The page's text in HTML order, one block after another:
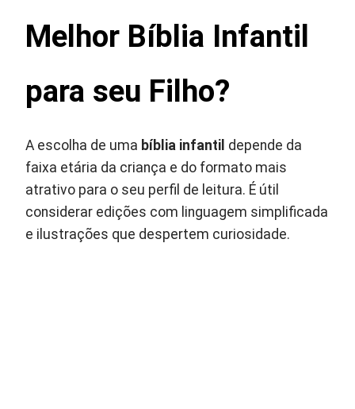
Melhor Bíblia Infantil
para seu Filho?
A escolha de uma bíblia infantil depende da
faixa etária da criança e do formato mais
atrativo para o seu perfil de leitura. É útil
considerar edições com linguagem simplificada
e ilustrações que despertem curiosidade.